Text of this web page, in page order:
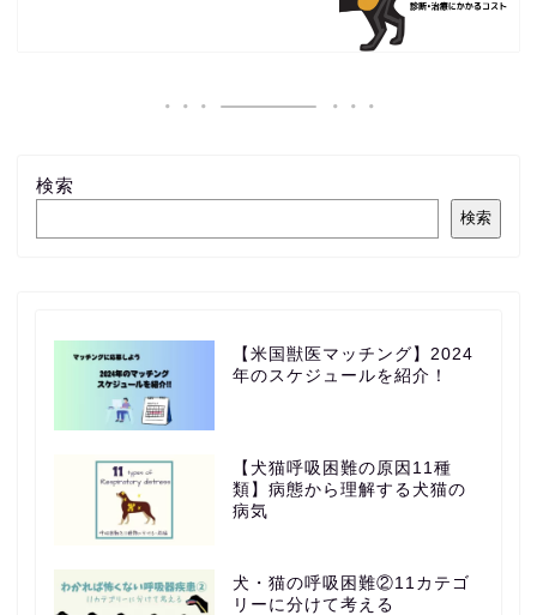
検索
検索
【米国獣医マッチング】2024
年のスケジュールを紹介！
【犬猫呼吸困難の原因11種
類】病態から理解する犬猫の
病気
犬・猫の呼吸困難②11カテゴ
リーに分けて考える